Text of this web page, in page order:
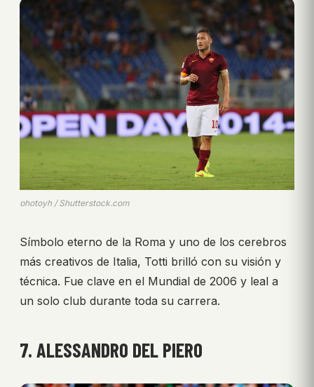
photoyh / Shutterstock.com
Símbolo eterno de la Roma y uno de los cerebros
más creativos de Italia, Totti brilló con su visión y
técnica. Fue clave en el Mundial de 2006 y leal a
un solo club durante toda su carrera.
7. ALESSANDRO DEL PIERO